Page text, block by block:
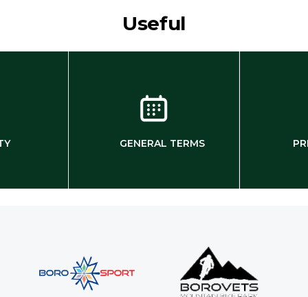
Useful
GENERAL TERMS